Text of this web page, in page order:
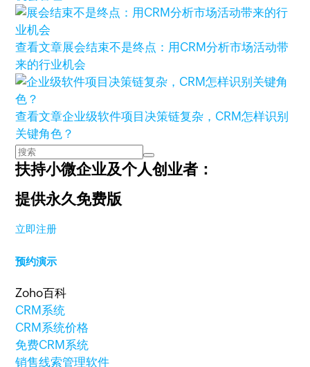
查看文章展会结束不是终点：用CRM分析市场活动带
来的行业机会
查看文章企业级软件项目决策链复杂，CRM怎样识别
关键角色？
扶持小微企业及个人创业者：
提供永久免费版
立即注册
预约演示
Zoho百科
CRM系统
CRM系统价格
免费CRM系统
销售线索管理软件